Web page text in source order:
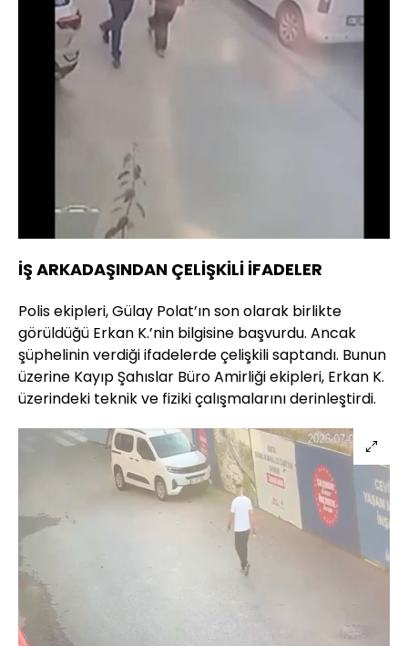
İŞ ARKADAŞINDAN ÇELİŞKİLİ İFADELER
Polis ekipleri, Gülay Polat’ın son olarak birlikte
görüldüğü Erkan K.’nin bilgisine başvurdu. Ancak
şüphelinin verdiği ifadelerde çelişkili saptandı. Bunun
üzerine Kayıp Şahıslar Büro Amirliği ekipleri, Erkan K.
üzerindeki teknik ve fiziki çalışmalarını derinleştirdi.